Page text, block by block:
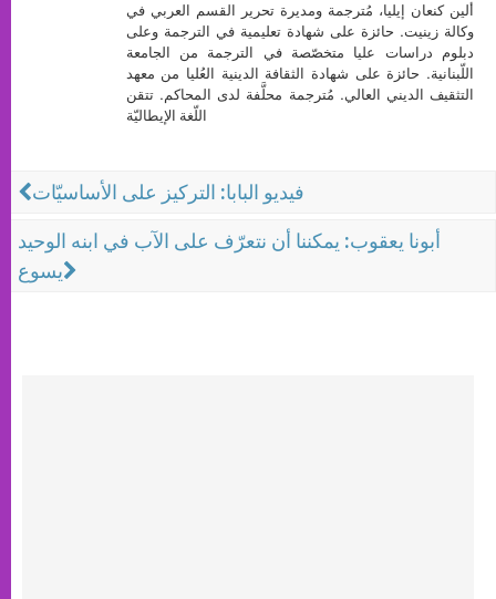
ألين كنعان إيليا، مُترجمة ومديرة تحرير القسم العربي في
وكالة زينيت. حائزة على شهادة تعليمية في الترجمة وعلى
دبلوم دراسات عليا متخصّصة في الترجمة من الجامعة
اللّبنانية. حائزة على شهادة الثقافة الدينية العُليا من معهد
التثقيف الديني العالي. مُترجمة محلَّفة لدى المحاكم. تتقن
اللّغة الإيطاليّة
فيديو البابا: التركيز على الأساسيّات
أبونا يعقوب: يمكننا أن نتعرّف على الآب في ابنه الوحيد
يسوع